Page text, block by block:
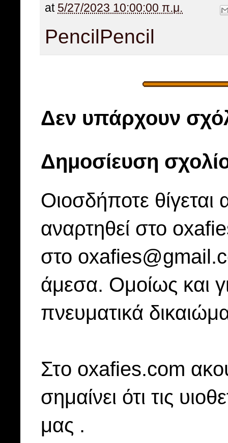
at 5/27/2023 10:00:00 π.μ.
PencilPencil
Δεν υπάρχουν
Δημοσίευση
Οιοσδήποτε
αναρτηθεί στο
στο
άμεσα. Ομοίως και
πνευματικά
Στo oxafies.com
σημαίνει ότι τις
μας .